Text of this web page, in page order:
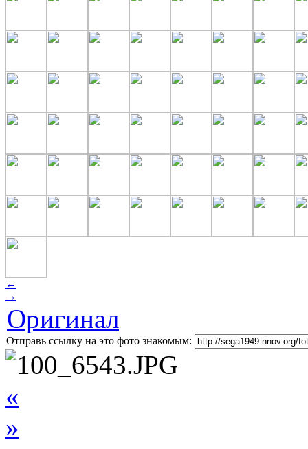
←
→
Оригинал
Отправь ссылку на это фото знакомым:
«
»